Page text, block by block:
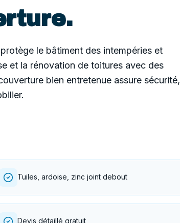
.
le bâtiment des intempéries et
et la rénovation de toitures avec des
bien entretenue assure sécurité,
Tuiles, ardoise, zinc joint debout
Devis détaillé gratuit